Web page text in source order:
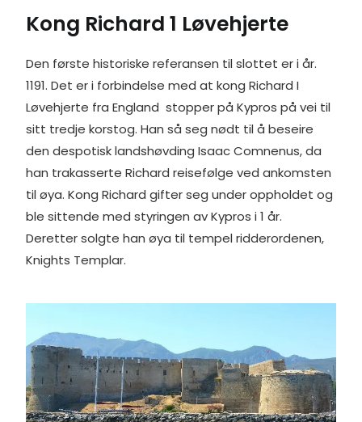
Kong Richard 1 Løvehjerte
Den første historiske referansen til slottet er i år.
1191. Det er i forbindelse med at kong Richard I
Løvehjerte fra England stopper på Kypros på vei til
sitt tredje korstog. Han så seg nødt til å beseire
den despotisk landshøvding Isaac Comnenus, da
han trakasserte Richard reisefølge ved ankomsten
til øya. Kong Richard gifter seg under oppholdet og
ble sittende med styringen av Kypros i 1 år.
Deretter solgte han øya til tempel ridderordenen,
Knights Templar.